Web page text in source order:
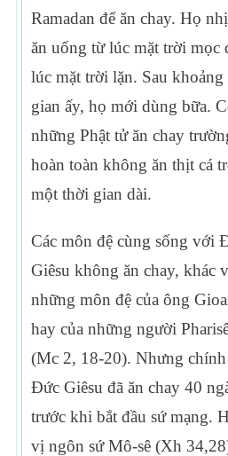
Ramadan để ăn chay. Họ
ăn uống từ lúc mặt trời mọc
lúc mặt trời lặn. Sau
gian ấy, họ mới dùng bữa.
những Phật tử ăn chay
hoàn toàn không ăn thịt cá
một thời gian dài.
Các môn đệ cùng sống với
Giêsu không ăn chay, khác
những môn đệ của ông
hay của những người
(Mc 2, 18-20). Nhưng chính
Đức Giêsu đã ăn chay 40
trước khi bắt đầu sứ mạng.
vị ngôn sứ Mô-sê (Xh